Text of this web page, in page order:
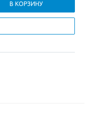
В КОРЗИНУ